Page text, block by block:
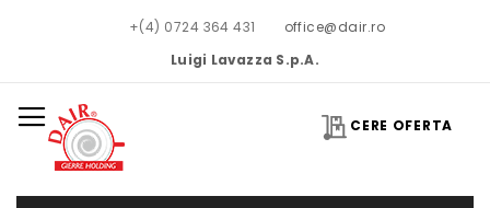
+(4) 0724 364 431
office@dair.ro
Luigi Lavazza S.p.A.
CERE OFERTA